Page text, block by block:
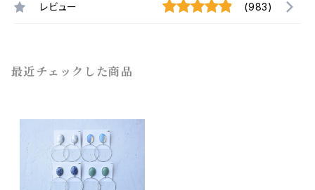
レビュー (983)
最近チェックした商品